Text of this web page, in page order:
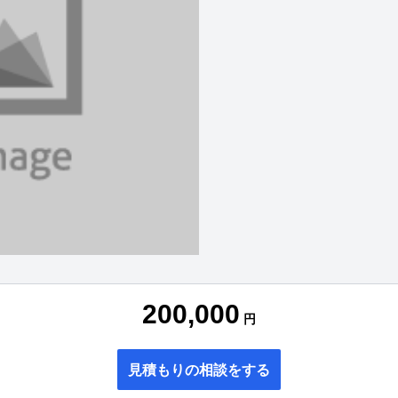
200,000 円
見積もりの相談をする